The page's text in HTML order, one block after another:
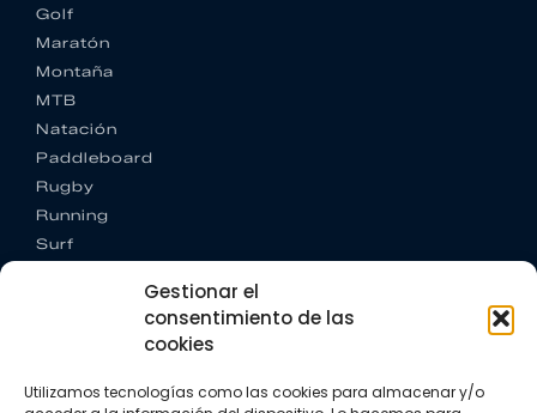
Gestionar el
consentimiento de las
cookies
Utilizamos tecnologías como las cookies para almacenar y/o
Golf
Maratón
Montaña
MTB
Natación
Paddleboard
Rugby
Running
Surf
CONTACTO
+34 662 342 177